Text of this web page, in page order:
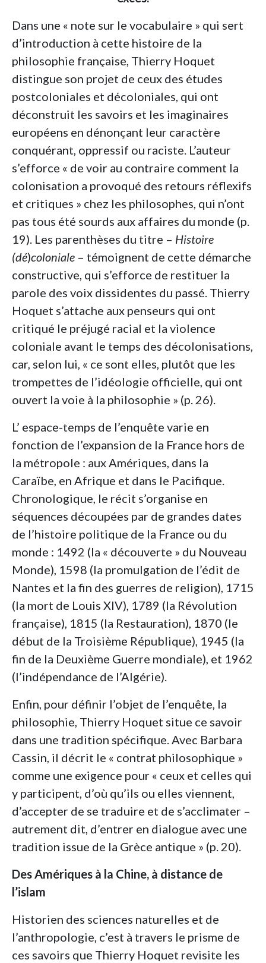
Dans une « note sur le vocabulaire » qui sert
d’introduction à cette histoire de la
philosophie française, Thierry Hoquet
distingue son projet de ceux des études
postcoloniales et décoloniales, qui ont
déconstruit les savoirs et les imaginaires
européens en dénonçant leur caractère
conquérant, oppressif ou raciste. L’auteur
s’efforce « de voir au contraire comment la
colonisation a provoqué des retours réflexifs
et critiques » chez les philosophes, qui n’ont
pas tous été sourds aux affaires du monde (p.
19). Les parenthèses du titre – Histoire
(dé)coloniale – témoignent de cette démarche
constructive, qui s’efforce de restituer la
parole des voix dissidentes du passé. Thierry
Hoquet s’attache aux penseurs qui ont
critiqué le préjugé racial et la violence
coloniale avant le temps des décolonisations,
car, selon lui, « ce sont elles, plutôt que les
trompettes de l’idéologie officielle, qui ont
ouvert la voie à la philosophie » (p. 26).
L’ espace-temps de l’enquête varie en
fonction de l’expansion de la France hors de
la métropole : aux Amériques, dans la
Caraïbe, en Afrique et dans le Pacifique.
Chronologique, le récit s’organise en
séquences découpées par de grandes dates
de l’histoire politique de la France ou du
monde : 1492 (la « découverte » du Nouveau
Monde), 1598 (la promulgation de l’édit de
Nantes et la fin des guerres de religion), 1715
(la mort de Louis XIV), 1789 (la Révolution
française), 1815 (la Restauration), 1870 (le
début de la Troisième République), 1945 (la
fin de la Deuxième Guerre mondiale), et 1962
(l’indépendance de l’Algérie).
Enfin, pour définir l’objet de l’enquête, la
philosophie, Thierry Hoquet situe ce savoir
dans une tradition spécifique. Avec Barbara
Cassin, il décrit le « contrat philosophique »
comme une exigence pour « ceux et celles qui
y participent, d’où qu’ils ou elles viennent,
d’accepter de se traduire et de s’acclimater –
autrement dit, d’entrer en dialogue avec une
tradition issue de la Grèce antique » (p. 20).
Des Amériques à la Chine, à distance de
l’islam
Historien des sciences naturelles et de
l’anthropologie, c’est à travers le prisme de
ces savoirs que Thierry Hoquet revisite les